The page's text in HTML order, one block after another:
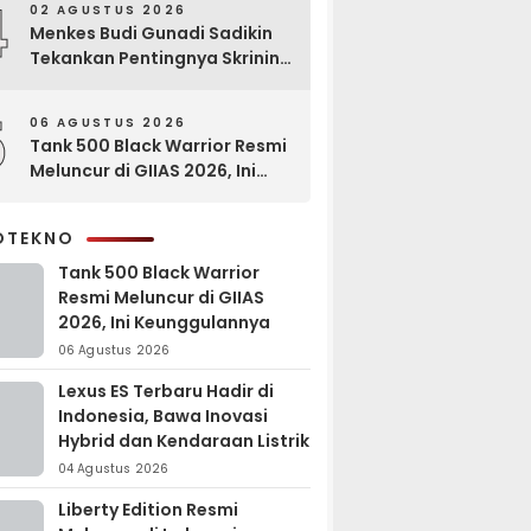
02 AGUSTUS 2026
Menkes Budi Gunadi Sadikin
Tekankan Pentingnya Skrining
06 AGUSTUS 2026
Tank 500 Black Warrior Resmi
Meluncur di GIIAS 2026, Ini
Tank 500 Black Warrior
Resmi Meluncur di GIIAS
2026, Ini Keunggulannya
06 Agustus 2026
Lexus ES Terbaru Hadir di
Indonesia, Bawa Inovasi
Hybrid dan Kendaraan Listrik
04 Agustus 2026
Liberty Edition Resmi